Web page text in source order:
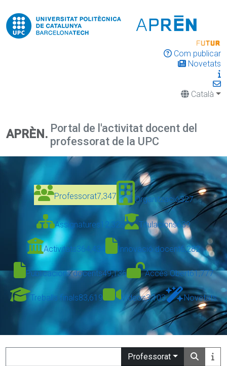
Com publicar
Novetats
Català
APRÈN. Portal de l'activitat docent del
professorat de la UPC
Professorat7,347 Organització327
Assignatures12,328 Titulacions639
Activitats364,434 Innovació docent6,282
Publicacions docents49,136 Accés Obert61,777
Treballs finals83,619 Vídeos3,103 Novetats
Professorat